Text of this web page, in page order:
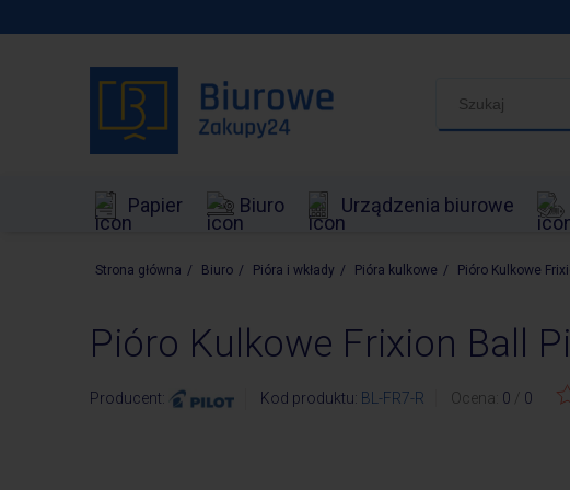
Papier Biuro Urządzenia biurowe
Strona główna / Biuro / Pióra i wkłady / Pióra kulkowe / Pióro Kulkowe
Pióro Kulkowe Frixion Ball
Producent: Kod produktu: BL-FR7-R Ocena: 0 0